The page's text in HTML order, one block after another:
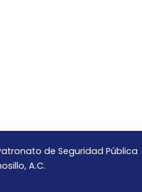
de Seguridad Pública
A.C.